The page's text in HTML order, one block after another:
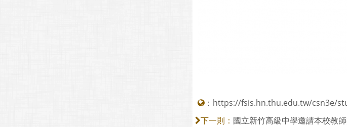
： https://fsis.hn.thu.edu.tw/csn3e/
下一則： 國立新竹高級中學邀請本校教